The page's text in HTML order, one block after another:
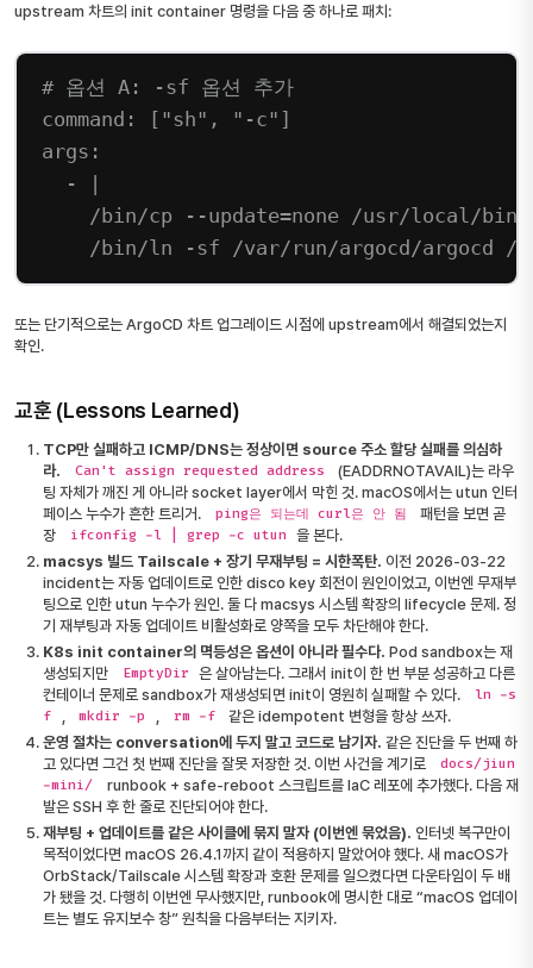
upstream 차트의 init container 명령을 다음 중 하나로 패치:
# 옵션 A: -sf 옵션 추가
command : [ "sh" , "-c" ]
args :
-
/bin/cp --update=none /usr/local/bin/
/bin/ln -sf /var/run/argocd/argocd /
또는 단기적으로는 ArgoCD 차트 업그레이드 시점에 upstream에서 해결되었는지
확인.
교훈 (Lessons Learned)
TCP만 실패하고 ICMP/DNS는 정상이면 source 주소 할당 실패를 의심하
라.
Can't assign requested address
(EADDRNOTAVAIL)는 라우
팅 자체가 깨진 게 아니라 socket layer에서 막힌 것. macOS에서는 utun 인터
페이스 누수가 흔한 트리거.
ping은 되는데 curl은 안 됨
패턴을 보면 곧
장
ifconfig -l | grep -c utun
을 본다.
macsys 빌드 Tailscale + 장기 무재부팅 = 시한폭탄. 이전 2026-03-22
incident는 자동 업데이트로 인한 disco key 회전이 원인이었고, 이번엔 무재부
팅으로 인한 utun 누수가 원인. 둘 다 macsys 시스템 확장의 lifecycle 문제. 정
기 재부팅과 자동 업데이트 비활성화로 양쪽을 모두 차단해야 한다.
K8s init container의 멱등성은 옵션이 아니라 필수다. Pod sandbox는 재
생성되지만
EmptyDir
은 살아남는다. 그래서 init이 한 번 부분 성공하고 다른
컨테이너 문제로 sandbox가 재생성되면 init이 영원히 실패할 수 있다.
ln -s
f
mkdir -p rm -f
같은 idempotent 변형을 항상 쓰자.
운영 절차는 conversation에 두지 말고 코드로 남기자. 같은 진단을 두 번째 하
고 있다면 그건 첫 번째 진단을 잘못 저장한 것. 이번 사건을 계기로
docs/jiun
-mini/
runbook + safe-reboot 스크립트를 IaC 레포에 추가했다. 다음 재
발은 SSH 후 한 줄로 진단되어야 한다.
재부팅 + 업데이트를 같은 사이클에 묶지 말자 (이번엔 묶었음). 인터넷 복구만이
목적이었다면 macOS 26.4.1까지 같이 적용하지 말았어야 했다. 새 macOS가
OrbStack/Tailscale 시스템 확장과 호환 문제를 일으켰다면 다운타임이 두 배
가 됐을 것. 다행히 이번엔 무사했지만, runbook에 명시한 대로 “macOS 업데이
트는 별도 유지보수 창” 원칙을 다음부터는 지키자.